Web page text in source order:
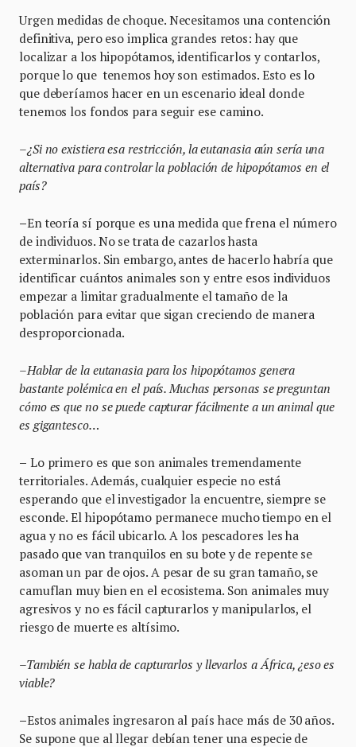
Urgen medidas de choque. Necesitamos una contención
definitiva, pero eso implica grandes retos: hay que
localizar a los hipopótamos, identificarlos y contarlos,
porque lo que tenemos hoy son estimados. Esto es lo
que deberíamos hacer en un escenario ideal donde
tenemos los fondos para seguir ese camino.
–¿Si no existiera esa restricción, la eutanasia aún sería una
alternativa para controlar la población de hipopótamos en el
país?
–En teoría sí porque es una medida que frena el número
de individuos. No se trata de cazarlos hasta
exterminarlos. Sin embargo, antes de hacerlo habría que
identificar cuántos animales son y entre esos individuos
empezar a limitar gradualmente el tamaño de la
población para evitar que sigan creciendo de manera
desproporcionada.
–Hablar de la eutanasia para los hipopótamos genera
bastante polémica en el país. Muchas personas se preguntan
cómo es que no se puede capturar fácilmente a un animal que
es gigantesco…
– Lo primero es que son animales tremendamente
territoriales. Además, cualquier especie no está
esperando que el investigador la encuentre, siempre se
esconde. El hipopótamo permanece mucho tiempo en el
agua y no es fácil ubicarlo. A los pescadores les ha
pasado que van tranquilos en su bote y de repente se
asoman un par de ojos. A pesar de su gran tamaño, se
camuflan muy bien en el ecosistema. Son animales muy
agresivos y no es fácil capturarlos y manipularlos, el
riesgo de muerte es altísimo.
–También se habla de capturarlos y llevarlos a África, ¿eso es
viable?
–Estos animales ingresaron al país hace más de 30 años.
Se supone que al llegar debían tener una especie de